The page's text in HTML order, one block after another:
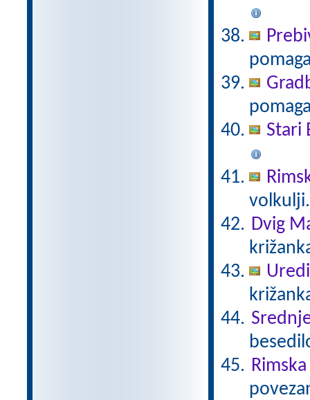
Stari
Dvig